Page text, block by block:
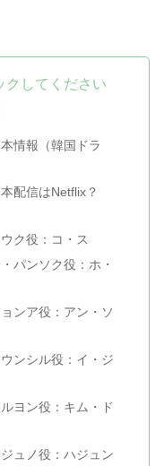
クしてください
情報（韓国ドラ
配信はNetflix？
ク役：コ・ス
パンソク役：ホ・
ンア役：アン・ソ
ンシル役：イ・ジ
ヨン役：キム・ド
ュノ役：ハジュン